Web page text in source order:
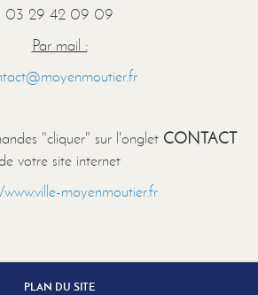
03 29 42 09 09
Par mail :
"cliquer" sur l'onglet CONTACT
votre site internet
moyenmoutier.fr
PLAN DU SITE